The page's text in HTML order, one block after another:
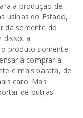
a produção de
usinas do Estado,
da semente do
disso, a
produto somente
comprar a
e mais barata, de
caro. Mas
de outras